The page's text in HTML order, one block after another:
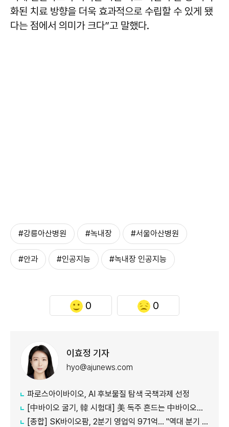
화된 치료 방향을 더욱 효과적으로 수립할 수 있게 됐
다는 점에서 의미가 크다”고 말했다.
#강릉아산병원 #녹내장 #서울아산병원
#안과 #인공지능 #녹내장 인공지능
0 0
이효정 기자
hyo@ajunews.com
파로스아이바이오, AI 후보물질 탐색 국책과제 선정
[中바이오 굴기, 韓 시험대] 美 독주 흔드는 中바이오… 글로벌 신약 질서 재편
[종합] SK바이오팜, 2분기 영업익 971억… "역대 분기 최대 실적"